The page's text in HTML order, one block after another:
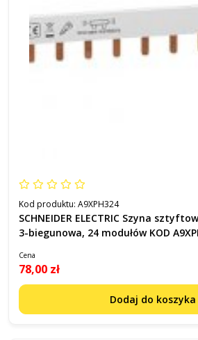
Kod produktu: A9XPH324
SCHNEIDER ELECTRIC Szyna
3-biegunowa, 24 modułów KOD
Cena
78,00 zł
Dodaj do koszyka